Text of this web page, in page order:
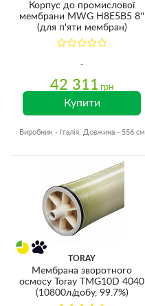
Корпус до промислової
мембрани MWG H8E5B5 8''
(для п'яти мембран)
42 311 грн
Купити
Виробник - Італія, Довжина - 556 см
TORAY
Мембрана зворотного
осмосу Toray TMG10D 4040
(10800л/добу, 99.7%)